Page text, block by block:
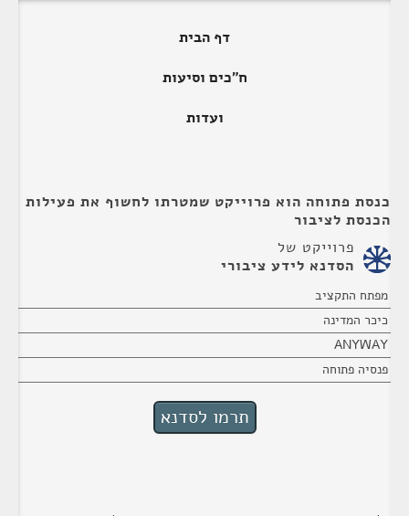
דף הבית
ח"כים וסיעות
ועדות
כנסת פתוחה הוא פרוייקט שמטרתו לחשוף את פעילות
הכנסת לציבור
פרוייקט של
הסדנא לידע ציבורי
מפתח התקציב
כיכר המדינה
ANYWAY
פנסיה פתוחה